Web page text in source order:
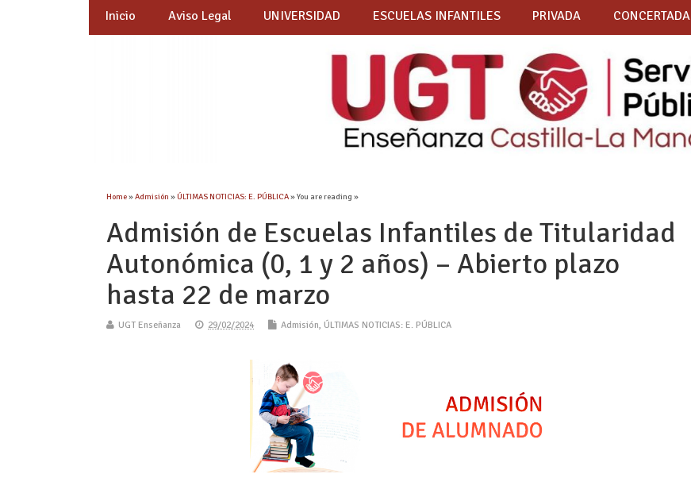
Inicio Aviso Legal UNIVERSIDAD ESCUELAS INFANTILES PRIVADA CONCERTADA
Home»Admisión »ÚLTIMAS NOTICIAS: E. PÚBLICA» You are reading »
Admisión de Escuelas Infantiles de Titularidad
Autonómica (0, 1 y 2 años) – Abierto plazo
hasta 22 de marzo
UGT Enseñanza 29/02/2024 Admisión, ÚLTIMAS NOTICIAS: E. PÚBLICA